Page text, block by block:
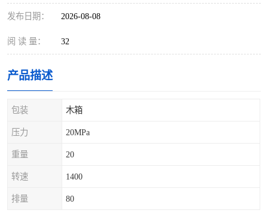
发布日期： 2026-08-08
阅 读 量： 32
产品描述
包装 木箱
压力 20MPa
重量 20
转速 1400
排量 80